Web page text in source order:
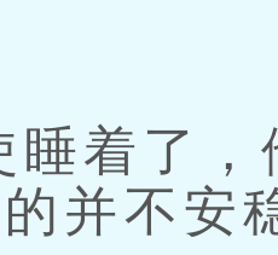
着了，
并不安